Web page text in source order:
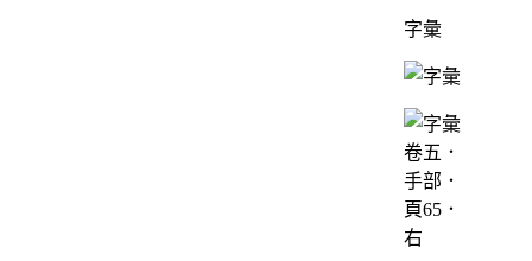
字彙